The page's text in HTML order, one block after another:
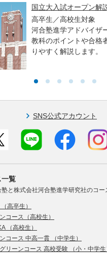
師が、各
どをわか
SNS公式アカウント
一覧
と株式会社河合塾進学研究社のコー
高卒生）
コース（高校生）
（高校生）
コース 中高一貫 （中学生）
リーンコース 高校受験 （小・中学生